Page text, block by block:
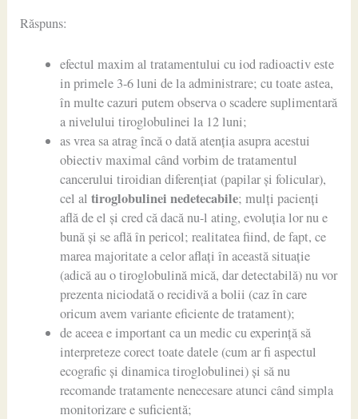
Răspuns:
efectul maxim al tratamentului cu iod radioactiv este
in primele 3-6 luni de la administrare; cu toate astea,
în multe cazuri putem observa o scadere suplimentară
a nivelului tiroglobulinei la 12 luni;
as vrea sa atrag încă o dată atenția asupra acestui
obiectiv maximal când vorbim de tratamentul
cancerului tiroidian diferențiat (papilar și folicular),
cel al tiroglobulinei nedetecabile; mulți pacienți
află de el și cred că dacă nu-l ating, evoluția lor nu e
bună și se află în pericol; realitatea fiind, de fapt, ce
marea majoritate a celor aflați în această situație
(adică au o tiroglobulină mică, dar detectabilă) nu vor
prezenta niciodată o recidivă a bolii (caz în care
oricum avem variante eficiente de tratament);
de aceea e important ca un medic cu experință să
interpreteze corect toate datele (cum ar fi aspectul
ecografic și dinamica tiroglobulinei) și să nu
recomande tratamente nenecesare atunci când simpla
monitorizare e suficientă;